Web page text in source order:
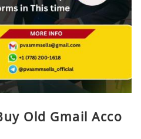
Old Gmail Acco